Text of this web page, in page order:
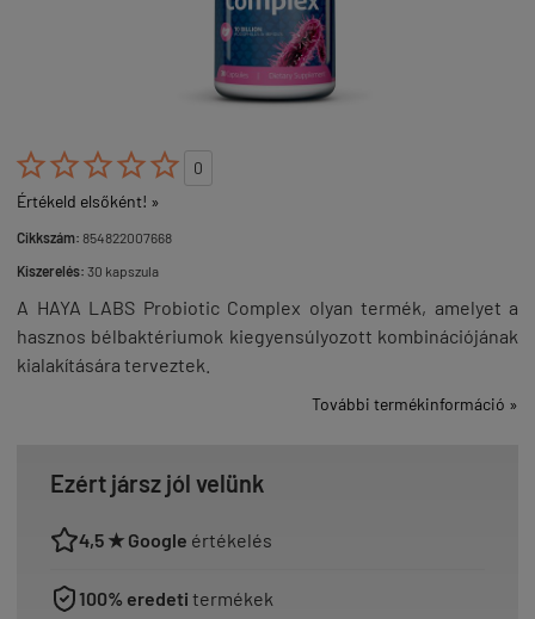

0
Értékeld elsőként! »
Cikkszám: 854822007668
Kiszerelés: 30 kapszula
A HAYA LABS Probiotic Complex olyan termék, amelyet a
hasznos bélbaktériumok kiegyensúlyozott kombinációjának
kialakítására terveztek.
További termékinformáció »
Ezért jársz jól velünk
4,5 ★ Google értékelés
100% eredeti termékek